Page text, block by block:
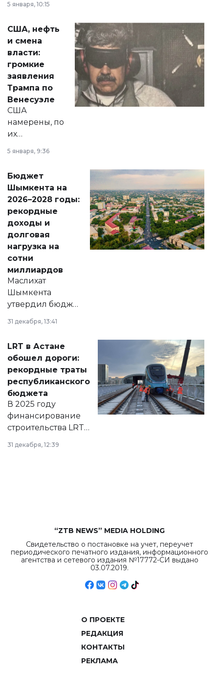
сразу несколько
актуальных тем —
от слухов о
политических
реформах до
вопросов армии,
экономики и
личного здоровья.
5 января, 10:15
США, нефть
и смена
власти:
громкие
заявления
Трампа по
Венесуэле
США
намерены, по
их
принести
народу
Венесуэлы.
5 января, 9:36
Бюджет
Шымкента на
2026–2028 годы:
рекордные
доходы и
долговая
нагрузка на
сотни
миллиардов
Маслихат
Шымкента
утвердил бюджет
города на 2026–
2028 годы.
документ
появился в базе
нормативных
правовых актов и
на сайте маслихат
города.
31 декабря, 13:41
LRT в Астане
обошел дороги:
рекордные траты
республиканского
бюджета
В 2025 году
финансирование
строительства LRT
в Астане из
республиканского
31 декабря, 12:39
“ZTB NEWS” MEDIA HOLDING
Свидетельство о постановке на учет, переучет
периодического печатного издания, информационного
агентства и сетевого издания №17772-СИ выдано
03.07.2019.
О ПРОЕКТЕ
РЕДАКЦИЯ
КОНТАКТЫ
РЕКЛАМА